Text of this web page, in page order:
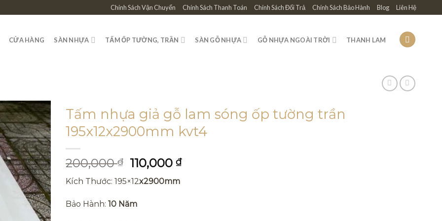
Chính Sách Vận Chuyển Chính Sách Thanh Toán Chính Sách Đổi Trả Chính Sách Bảo Hành Blog Liên Hệ
CỬA HÀNG SÀN NHỰA TẤM ỐP TƯỜNG, TRẦN SÀN GỖ NHỰA GỖ NHỰA NGOÀI TRỜI THANH LAM
Tấm nhựa giả gỗ lam sóng ốp tường trần
195x12x2900mm kvt4
200,000₫
Giá
gốc
là:
200,000 ₫.
110,000₫Giá
Kích Thước: 195×12x2900mm
Bảo Hành:10 Năm